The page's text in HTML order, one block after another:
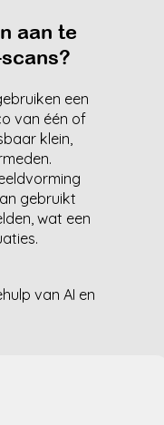
aan te
een
van één of
klein,
gebruikt
wat een
van AI en